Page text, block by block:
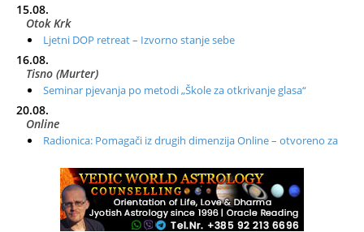
15.08.
Otok Krk
Ljetni DOP retreat – Izvorno stanje sebe
16.08.
Tisno (Murter)
Seminar pjevanja po metodi „Škole za otkrivanje glasa“
20.08.
Online
Radionica: Pomagači iz drugih dimenzija Online – otvoreno za
Zagreb+Online
Osnovni ThetaHealing® tečaj, Zagreb i Online